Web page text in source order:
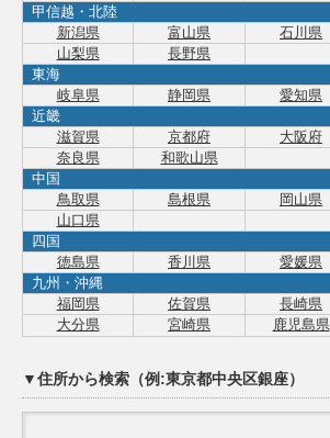
甲信越・北陸
新潟県
富山県 石川県
山梨県
長野県
東海
岐阜県
静岡県 愛知県
近畿
滋賀県
京都府 大阪府
奈良県
和歌山県
中国
鳥取県
島根県 岡山県
山口県
四国
徳島県
香川県 愛媛県
九州・沖縄
福岡県
佐賀県 長崎県
大分県
宮崎県 鹿児島県
▼住所から検索（例:東京都中央区銀座）